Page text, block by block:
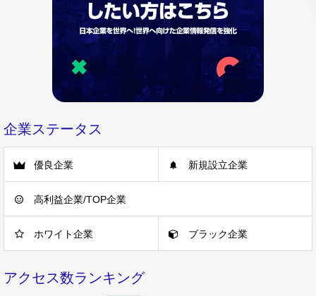
企業ステータス
優良企業 新規設立企業
高利益企業/TOP企業
ホワイト企業 ブラック企業
アクセス数ランキング